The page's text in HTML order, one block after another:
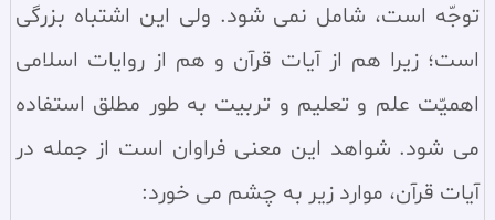
توجّه است، شامل نمى شود. ولى اين اشتباه بزرگى
است؛ زيرا هم از آيات قرآن و هم از روايات اسلامى
اهميّت علم و تعليم و تربيت به طور مطلق استفاده
مى شود. شواهد اين معنى فراوان است از جمله در
آيات قرآن، موارد زير به چشم مى خورد: